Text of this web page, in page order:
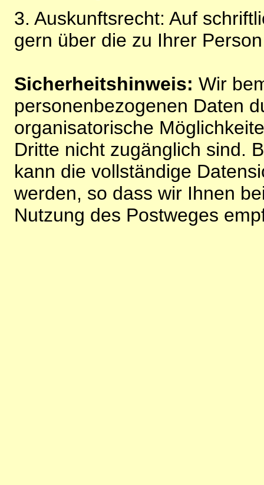
3. Auskunftsrecht: Auf
gern über die zu Ihrer
Sicherheitshinweis: Wir
personenbezogenen Daten
organisatorische
Dritte nicht zugänglich sind.
kann die vollständige
werden, so dass wir Ihnen
Nutzung des Postweges